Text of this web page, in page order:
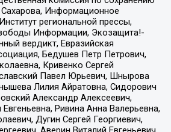
Информационное
региональной прессы,
Информации, Экозащита!-
вердикт, Евразийская
Бедушев Петр Петрович,
Кривенко Сергей
Павел Юрьевич, Шнырова
Лилия Айратовна, Сидорович
Александр Алексеевич,
Ривина Анна Валерьевна,
Дугин Сергей Георгиевич,